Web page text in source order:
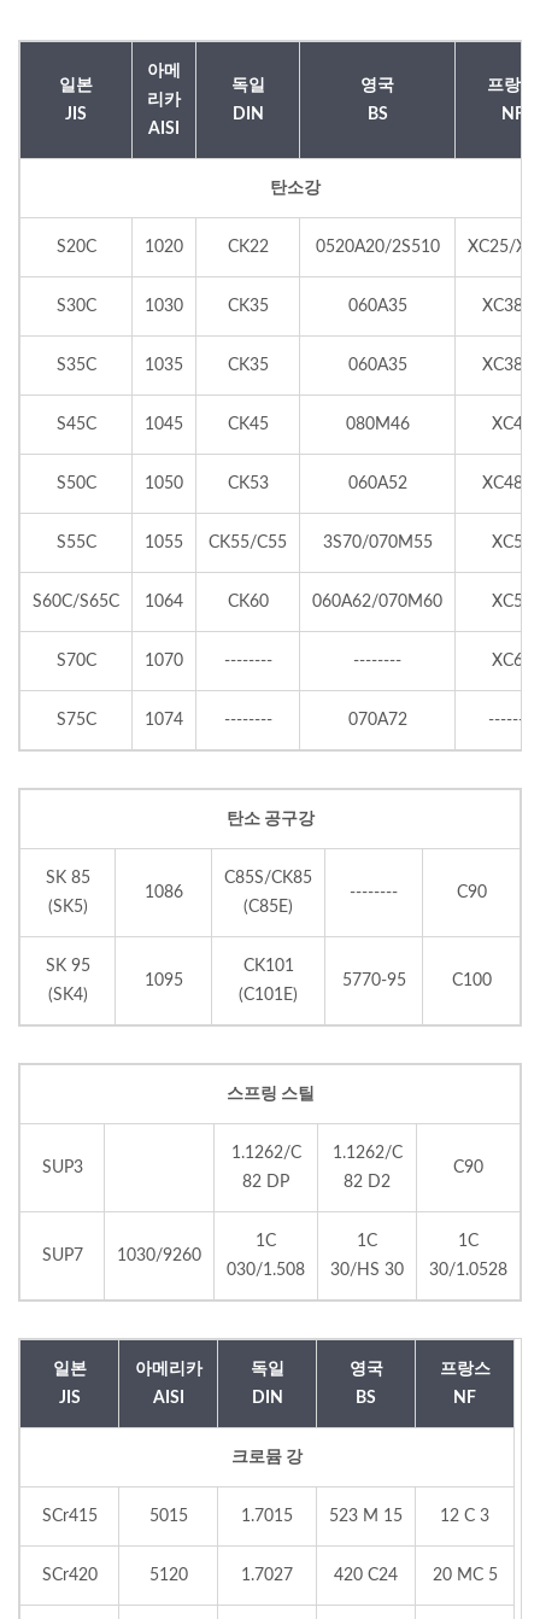
일본
JIS
아메
리카
AISI
독일
DIN
영국
BS
프랑스
NF
탄소강
S20C 1020 CK22 0520A20/2S510 XC25/
S30C 1030 CK35 060A35
S35C 1035 CK35 060A35
S45C 1045 CK45 080M46 XC42
S50C 1050 CK53 060A52
S55C 1055 CK55/C55 3S70/070M55 XC55
S60C/S65C 1064 CK60 060A62/070M60 XC55
S70C 1070 -------- -------- XC68
S75C 1074 -------- 070A72 --------
탄소 공구강
SK 85
(SK5)
1086
C85S/CK85
(C85E)
-------- C90
SK 95
(SK4)
1095
CK101
(C101E)
5770-95 C100
스프링 스틸
SUP3
1.1262/C
82 DP
1.1262/C
82 D2
C90
SUP7 1030/9260
1C
030/1.508
1C
30/HS 30
1C
30/1.0528
일본
JIS
아메리카
AISI
독일
DIN
영국
BS
프랑스
NF
크로뮴 강
SCr415 5015 1.7015 523 M 15 12 C 3
SCr420 5120 1.7027 420 C24 20 MC 5